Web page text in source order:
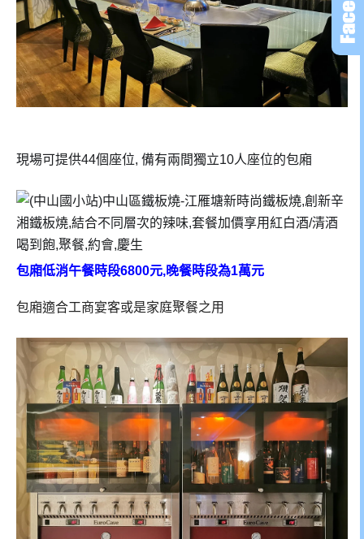
現場可提供44個座位, 備有兩間獨立10人座位的包廂
包廂低消午餐時段6800元,晚餐時段為1萬元
包廂適合工商宴客或是家庭聚餐之用